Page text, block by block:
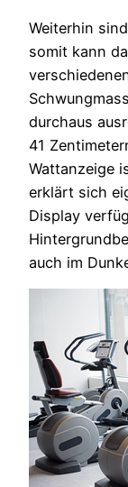
Weiterhin
somit kann
durchaus
41
Wattanzeige
erklärt sich
Display
auch im